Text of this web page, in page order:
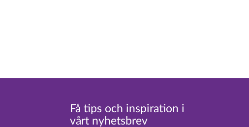
Få tips och inspiration i
vårt nyhetsbrev